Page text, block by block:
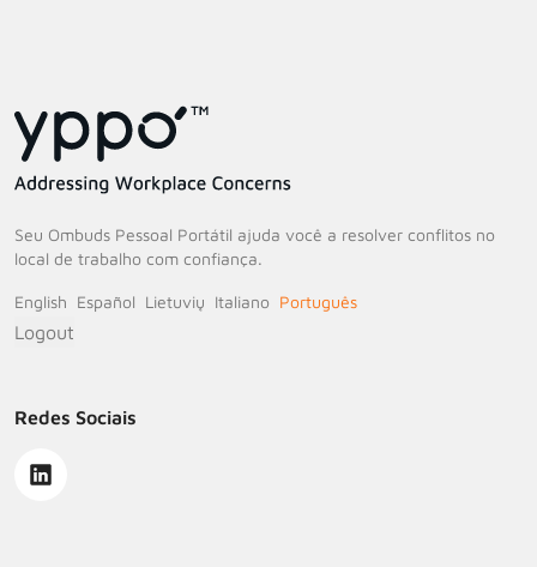
Seu Ombuds Pessoal Portátil ajuda você a resolver conflitos no
local de trabalho com confiança.
English Español Lietuvių Italiano Português
Logout
Redes Sociais